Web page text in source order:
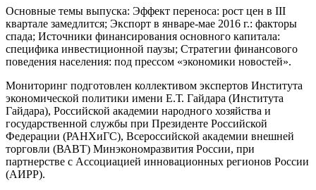
Основные темы выпуска: Эффект переноса: рост цен в III
квартале замедлится; Экспорт в январе-мае 2016 г.: факторы
спада; Источники финансирования основного капитала:
специфика инвестиционной паузы; Стратегии финансового
поведения населения: под прессом «экономики новостей».
Мониторинг подготовлен коллективом экспертов Института
экономической политики имени Е.Т. Гайдара (Института
Гайдара), Российской академии народного хозяйства и
государственной службы при Президенте Российской
Федерации (РАНХиГС), Всероссийской академии внешней
торговли (ВАВТ) Минэкономразвития России, при
партнерстве с Ассоциацией инновационных регионов России
(АИРР).